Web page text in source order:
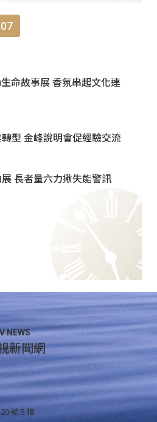
命故事展 香氛串起文化連
型 金峰說明會促經驗交流
長者量六力揪失能警訊
NEWS
新聞網
號 5 樓